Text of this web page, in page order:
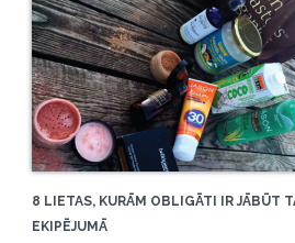
8 LIETAS, KURĀM OBLIGĀTI IR JĀBŪT
EKIPĒJUMĀ